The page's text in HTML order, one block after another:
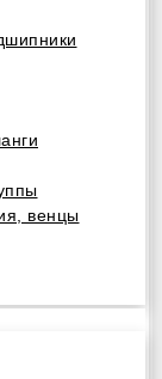
венцы